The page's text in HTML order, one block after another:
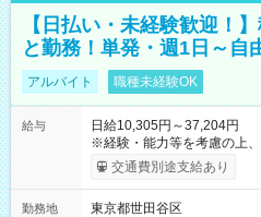
【日払い・未経験歓迎！
と勤務！単発・週1日～自
アルバイト 職種未経験OK
給与
日給10,305円～37,204円
※経験・能力等を考慮の上、加給
間】試用期間なし
交通費別途支給あり
勤務地
東京都世田谷区